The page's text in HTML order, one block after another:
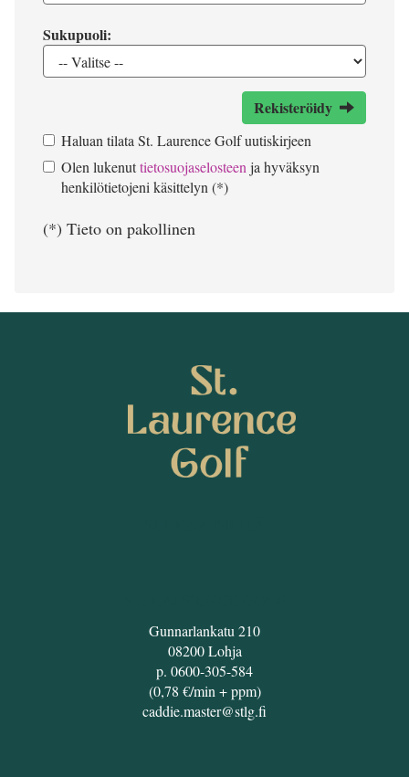
Sukupuoli:
Rekisteröidy
Haluan tilata St. Laurence Golf uutiskirjeen
Olen lukenuttietosuojaselosteen ja hyväksyn
henkilötietojeni käsittelyn (*)
(*) Tieto on pakollinen
Gunnarlankatu 210
08200 Lohja
p. 0600-305-584
(0,78 €/min + ppm)
caddie.master@stlg.fi